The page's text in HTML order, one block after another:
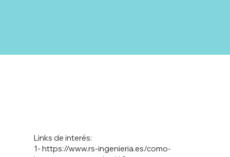
1-https://www.rs-ingenieria.es/como-
Links de interés: